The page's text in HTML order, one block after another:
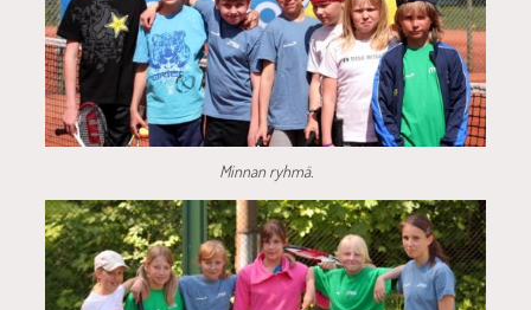
Minnan ryhmä.